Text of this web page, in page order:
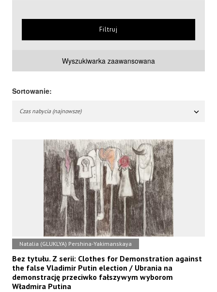
Filtruj
Wyszukiwarka zaawansowana
Sortowanie:
Czas nabycia (najnowsze)
Natalia (GLUKLYA) Pershina-Yakimanskaya
Bez tytułu. Z serii: Clothes for Demonstration against
the false Vladimir Putin election / Ubrania na
demonstrację przeciwko fałszywym wyborom
Władmira Putina